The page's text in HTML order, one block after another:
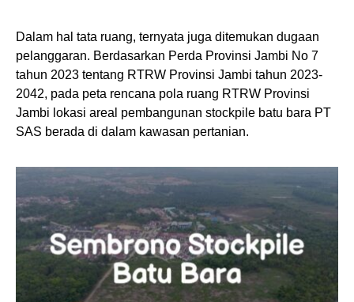
Dalam hal tata ruang, ternyata juga ditemukan dugaan
pelanggaran. Berdasarkan Perda Provinsi Jambi No 7
tahun 2023 tentang RTRW Provinsi Jambi tahun 2023-
2042, pada peta rencana pola ruang RTRW Provinsi
Jambi lokasi areal pembangunan stockpile batu bara PT
SAS berada di dalam kawasan pertanian.